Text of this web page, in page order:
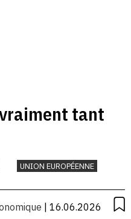
tant
UNION EUROPÉENNE
| 16.06.2026